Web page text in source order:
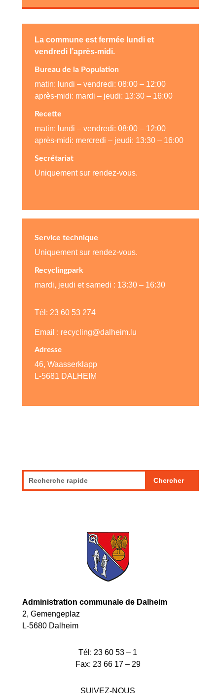
La commune est fermée lundi et
vendredi l’après-midi.
Bureau de la Population
matin: lundi – vendredi: 08:00 – 12:00
après-midi: mardi – jeudi: 13:30 – 16:00
Recette
matin: lundi – vendredi: 08:00 – 12:00
après-midi: mercredi – jeudi: 13:30 – 16:00
Secrétariat
Uniquement sur rendez-vous.
Service technique
Uniquement sur rendez-vous.
Recyclingpark
mardi, jeudi et samedi : 13:30 – 16:30
Tél: 23 60 53 274
Email : recycling@dalheim.lu
Adresse
46, Waasserklapp
L-5681 DALHEIM
Administration communale de Dalheim
2, Gemengeplaz
L-5680 Dalheim
Tél: 23 60 53 – 1
Fax: 23 66 17 – 29
SUIVEZ-NOUS